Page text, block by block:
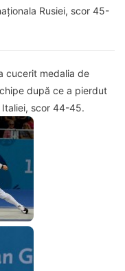
Rusiei, scor 45-
cucerit medalia de
după ce a pierdut
scor 44-45.